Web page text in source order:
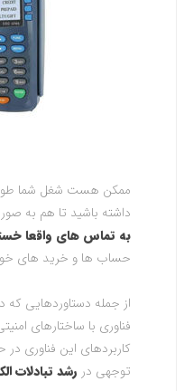
ممکن هست شغل شما طوری
داشته باشید تا هم به
به تماس های واقعا
حساب ها و خرید های خود
از جمله دستاوردهایی که
فناوری با ساختارهای
کاربردهای این فناوری
توجهی در رشد تبادلات